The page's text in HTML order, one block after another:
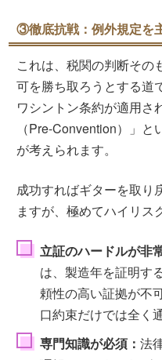
③徹底抗戦：例外規定を
これは、税関の判断その
可を勝ち取ろうとする道
ワシントン条約が適用さ
（Pre-Convention）」
が考えられます。
成功すればギターを取り
ますが、極めてハイリス
立証のハードルが非
は、製造年を証明す
頼性の高い証拠が不
口約束だけでは全く
専門知識が必須：法